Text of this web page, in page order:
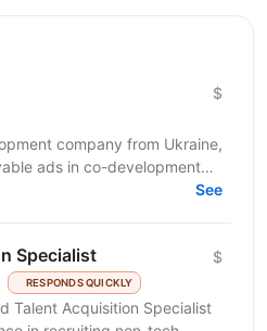
$
company from Ukraine,
ads in co-development
See
Specialist
RESPONDS QUICKLY
$
Talent Acquisition Specialist